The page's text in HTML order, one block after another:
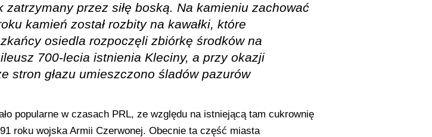
zatrzymany przez siłę boską. Na kamieniu zachować
kamień został rozbity na kawałki, które
osiedla rozpoczęli zbiórkę środków na
700-lecia istnienia Kleciny, a przy okazji
stron głazu umieszczono śladów pazurów
popularne w czasach PRL, ze względu na istniejącą tam cukrownię
roku wojska Armii Czerwonej. Obecnie ta część miasta